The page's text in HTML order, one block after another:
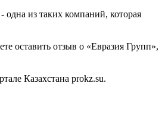
из таких компаний, которая
оставить отзыв о «Евразия Групп»,
Казахстана prokz.su.